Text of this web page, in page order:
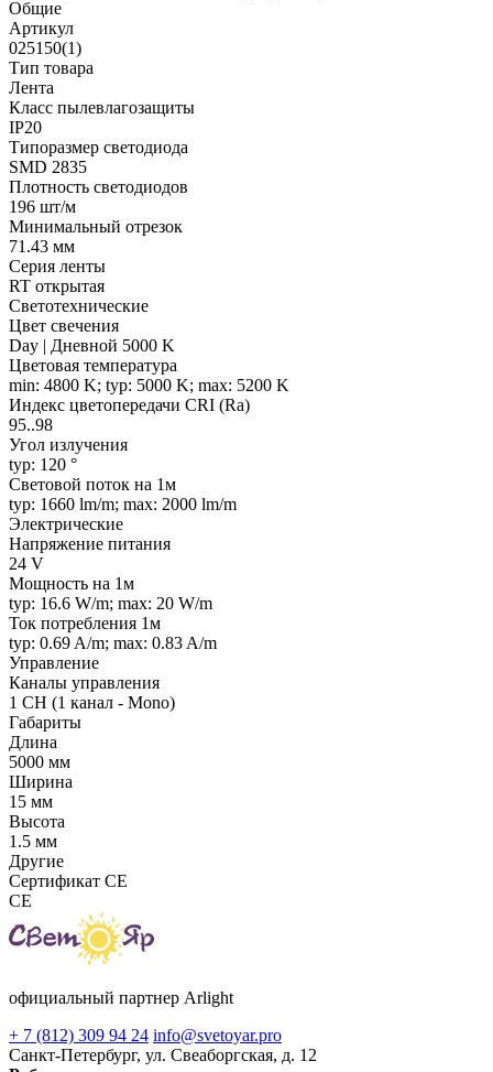
Общие
Артикул
025150(1)
Тип товара
Лента
Класс пылевлагозащиты
IP20
Типоразмер светодиода
SMD 2835
Плотность светодиодов
196 шт/м
Минимальный отрезок
71.43 мм
Серия ленты
RT открытая
Светотехнические
Цвет свечения
Day | Дневной 5000 K
Цветовая температура
min: 4800 K; typ: 5000 K; max: 5200 K
Индекс цветопередачи CRI (Ra)
95..98
Угол излучения
typ: 120 °
Световой поток на 1м
typ: 1660 lm/m; max: 2000 lm/m
Электрические
Напряжение питания
24 V
Мощность на 1м
typ: 16.6 W/m; max: 20 W/m
Ток потребления 1м
typ: 0.69 A/m; max: 0.83 A/m
Управление
Каналы управления
1 CH (1 канал - Mono)
Габариты
Длина
5000 мм
Ширина
15 мм
Высота
1.5 мм
Другие
Сертификат CE
CE
официальный партнер Arlight
+ 7 (812) 309 94 24 info@svetoyar.pro
Санкт-Петербург, ул. Свеаборгская, д. 12